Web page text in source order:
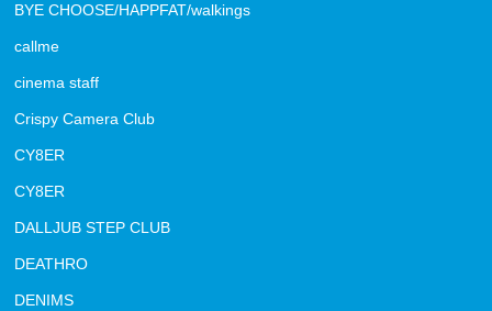
BYE CHOOSE/HAPPFAT/walkings
callme
cinema staff
Crispy Camera Club
CY8ER
CY8ER
DALLJUB STEP CLUB
DEATHRO
DENIMS